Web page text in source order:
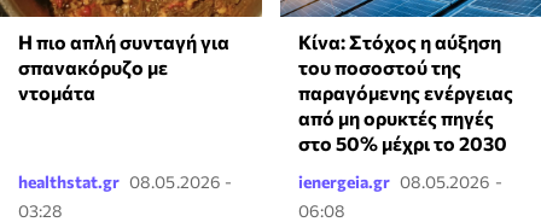
Η πιο απλή συνταγή για
σπανακόρυζο με
ντομάτα
healthstat.gr 08.05.2026 -
03:28
Κίνα: Στόχος η αύξηση
του ποσοστού της
παραγόμενης ενέργειας
από μη ορυκτές πηγές
στο 50% μέχρι το 2030
ienergeia.gr 08.05.2026 -
06:08